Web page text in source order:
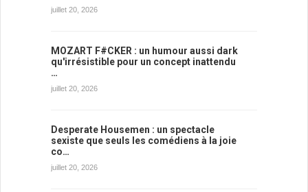
juillet 20, 2026
MOZART F#CKER : un humour aussi dark
qu'irrésistible pour un concept inattendu
…
juillet 20, 2026
Desperate Housemen : un spectacle
sexiste que seuls les comédiens à la joie
co…
juillet 20, 2026